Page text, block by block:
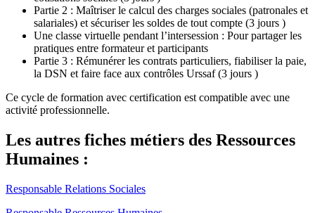
Partie 2 : Maîtriser le calcul des charges sociales (patronales et
salariales) et sécuriser les soldes de tout compte (3 jours )
Une classe virtuelle pendant l’intersession : Pour partager les
pratiques entre formateur et participants
Partie 3 : Rémunérer les contrats particuliers, fiabiliser la paie,
la DSN et faire face aux contrôles Urssaf (3 jours )
Ce cycle de formation avec certification est compatible avec une
activité professionnelle.
Les autres fiches métiers des Ressources
Humaines :
Responsable Relations Sociales